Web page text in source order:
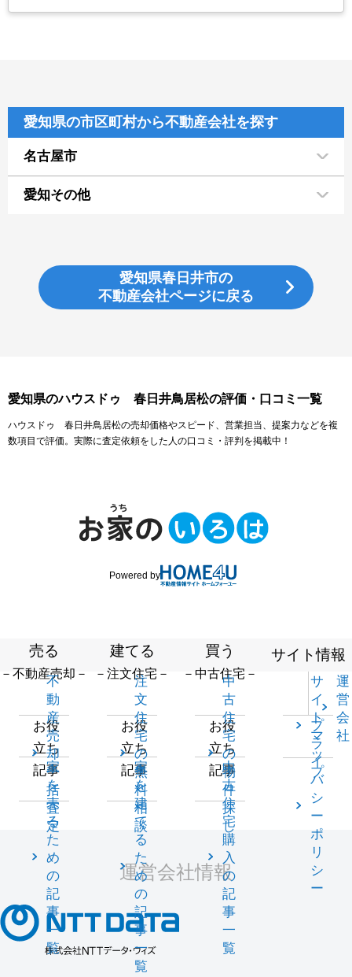
愛知県の市区町村から不動産会社を探す
名古屋市
愛知その他
愛知県春日井市の
不動産会社ページに戻る
愛知県のハウスドゥ 春日井鳥居松の評価・口コミ一覧
ハウスドゥ 春日井鳥居松の売却価格やスピード、営業担当、提案力などを複
数項目で評価。実際に査定依頼をした人の口コミ・評判を掲載中！
Powered by
売る
－不動産売却－
不
動
産
売
却
一
括
査
定
お役
立ち
記事
家
を
売
る
た
め
の
記
事
一
覧
建てる
－注文住宅－
注
文
住
宅
の
無
料
相
談
お役
立ち
記事
家
を
建
て
る
た
め
の
記
事
一
覧
買う
－中古住宅－
中
古
住
宅
の
物
件
探
し
お役
立ち
記事
中
古
住
宅
購
入
の
記
事
一
覧
サイト情報
サ
イ
ト
マ
ッ
プ
運
営
会
社
プ
ラ
イ
バ
シ
ー
ポ
リ
シ
ー
運営会社情報